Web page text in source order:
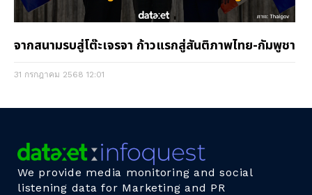
จากสนามรบสู่โต๊ะเจรจา ก้าวแรกสู่สันติภาพไทย-กัมพูชา
31 กรกฎาคม 2568 12:01
We provide media monitoring and social
listening data for Marketing and PR